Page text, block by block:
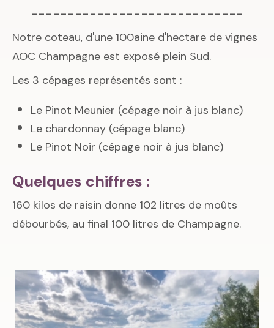
-----------------------------
Notre coteau, d'une 100aine d'hectare de vignes
AOC Champagne est exposé plein Sud.
Les 3 cépages représentés sont :
Le Pinot Meunier (cépage noir à jus blanc)
Le chardonnay (cépage blanc)
Le Pinot Noir (cépage noir à jus blanc)
Quelques chiffres :
160 kilos de raisin donne 102 litres de moûts
débourbés, au final 100 litres de Champagne.